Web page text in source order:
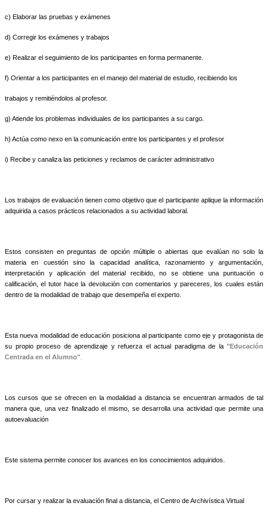
c) Elaborar las pruebas y exámenes
d) Corregir los exámenes y trabajos
e) Realizar el seguimiento de los participantes en forma permanente.
f) Orientar a los participantes en el manejo del material de estudio, recibiendo los
trabajos y remitiéndolos al profesor.
g) Atiende los problemas individuales de los participantes a su cargo.
h) Actúa como nexo en la comunicación entre los participantes y el profesor
i) Recibe y canaliza las peticiones y reclamos de carácter administrativo
Los trabajos de evaluación tienen como objetivo que el participante aplique la información
adquirida a casos prácticos relacionados a su actividad laboral.
Estos consisten en preguntas de opción múltiple o abiertas que evalúan no solo la
materia en cuestión sino la capacidad analítica, razonamiento y argumentación,
interpretación y aplicación del material recibido, no se obtiene una puntuación o
calificación, el tutor hace la devolución con comentarios y pareceres, los cuales están
dentro de la modalidad de trabajo que desempeña el experto.
Esta nueva modalidad de educación posiciona al participante como eje y protagonista de
su propio proceso de aprendizaje y refuerza el actual paradigma de la "Educación
Centrada en el Alumno"
Los cursos que se ofrecen en la modalidad a distancia se encuentran armados de tal
manera que, una vez finalizado el mismo, se desarrolla una actividad que permite una
autoevaluación
Este sistema permite conocer los avances en los conocimientos adquiridos.
Por cursar y realizar la evaluación final a distancia, el Centro de Archivística Virtual